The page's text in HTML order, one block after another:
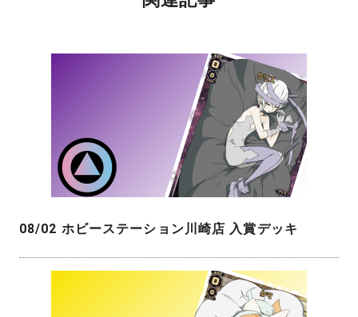
08/02 ホビーステーション川崎店 入賞デッキ